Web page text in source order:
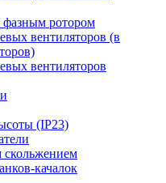
фазным ротором
вентиляторов (в
вентиляторов
(IP23)
качалок